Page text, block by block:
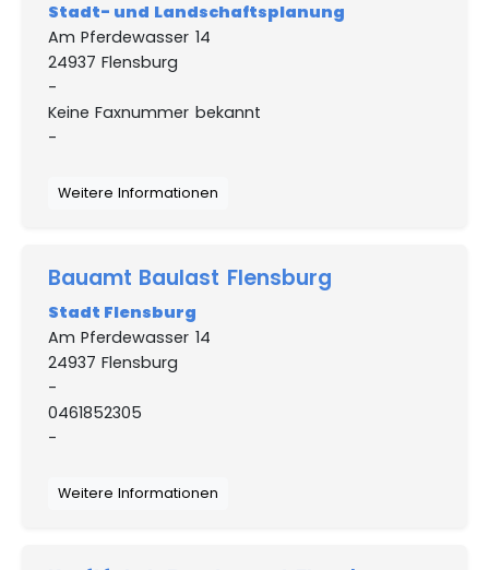
Stadt- und Landschaftsplanung
Am Pferdewasser 14
24937 Flensburg
-
Keine Faxnummer bekannt
-
Weitere Informationen
Bauamt Baulast Flensburg
Stadt Flensburg
Am Pferdewasser 14
24937 Flensburg
-
0461852305
-
Weitere Informationen